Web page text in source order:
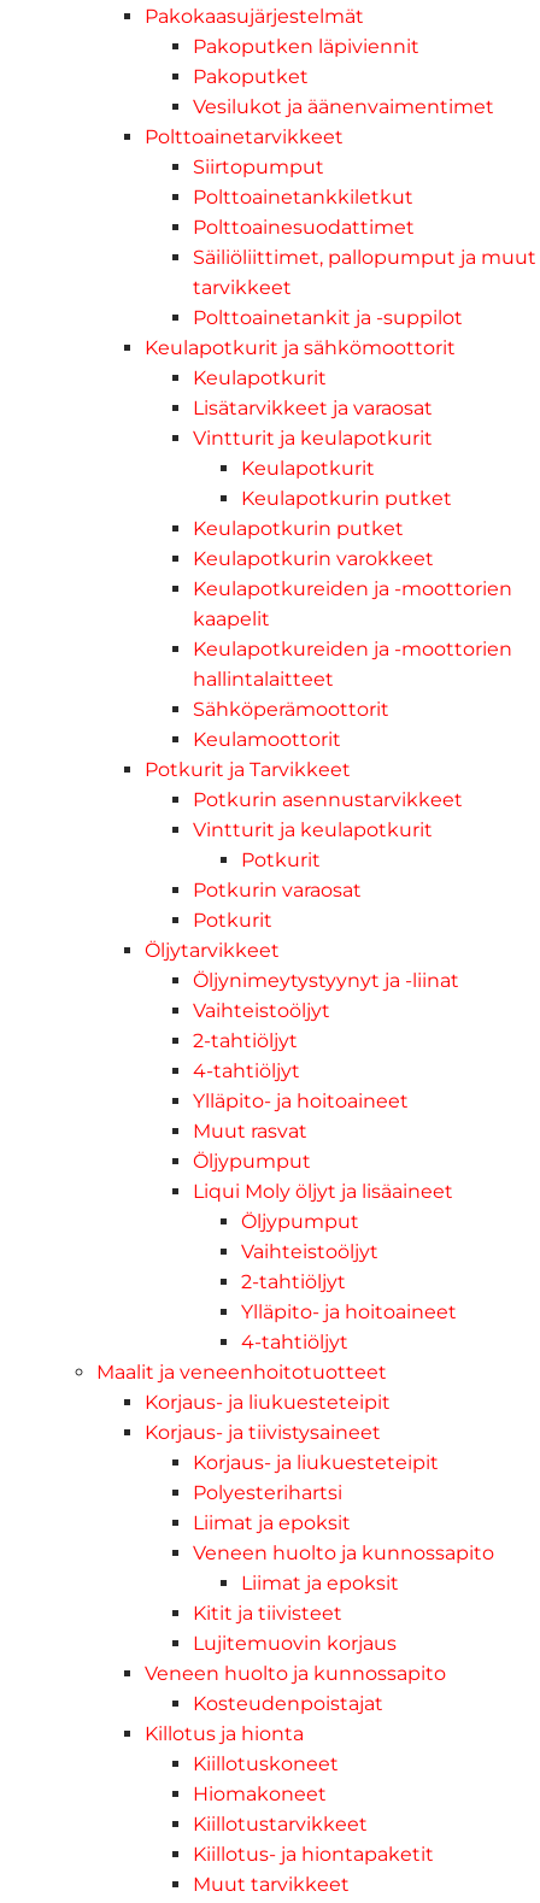
Pakokaasujärjestelmät
Pakoputken läpiviennit
Pakoputket
Vesilukot ja äänenvaimentimet
Polttoainetarvikkeet
Siirtopumput
Polttoainetankkiletkut
Polttoainesuodattimet
Säiliöliittimet, pallopumput ja muut
tarvikkeet
Polttoainetankit ja -suppilot
Keulapotkurit ja sähkömoottorit
Keulapotkurit
Lisätarvikkeet ja varaosat
Vintturit ja keulapotkurit
Keulapotkurit
Keulapotkurin putket
Keulapotkurin putket
Keulapotkurin varokkeet
Keulapotkureiden ja -moottorien
kaapelit
Keulapotkureiden ja -moottorien
hallintalaitteet
Sähköperämoottorit
Keulamoottorit
Potkurit ja Tarvikkeet
Potkurin asennustarvikkeet
Vintturit ja keulapotkurit
Potkurit
Potkurin varaosat
Potkurit
Öljytarvikkeet
Öljynimeytystyynyt ja -liinat
Vaihteistoöljyt
2-tahtiöljyt
4-tahtiöljyt
Ylläpito- ja hoitoaineet
Muut rasvat
Öljypumput
Liqui Moly öljyt ja lisäaineet
Öljypumput
Vaihteistoöljyt
2-tahtiöljyt
Ylläpito- ja hoitoaineet
4-tahtiöljyt
Maalit ja veneenhoitotuotteet
Korjaus- ja liukuesteteipit
Korjaus- ja tiivistysaineet
Korjaus- ja liukuesteteipit
Polyesterihartsi
Liimat ja epoksit
Veneen huolto ja kunnossapito
Liimat ja epoksit
Kitit ja tiivisteet
Lujitemuovin korjaus
Veneen huolto ja kunnossapito
Kosteudenpoistajat
Killotus ja hionta
Kiillotuskoneet
Hiomakoneet
Kiillotustarvikkeet
Kiillotus- ja hiontapaketit
Muut tarvikkeet